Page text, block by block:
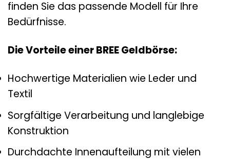
finden Sie das passende Modell für Ihre
Bedürfnisse.
Die Vorteile einer BREE Geldbörse:
Hochwertige Materialien wie Leder und
Textil
Sorgfältige Verarbeitung und langlebige
Konstruktion
Durchdachte Innenaufteilung mit vielen